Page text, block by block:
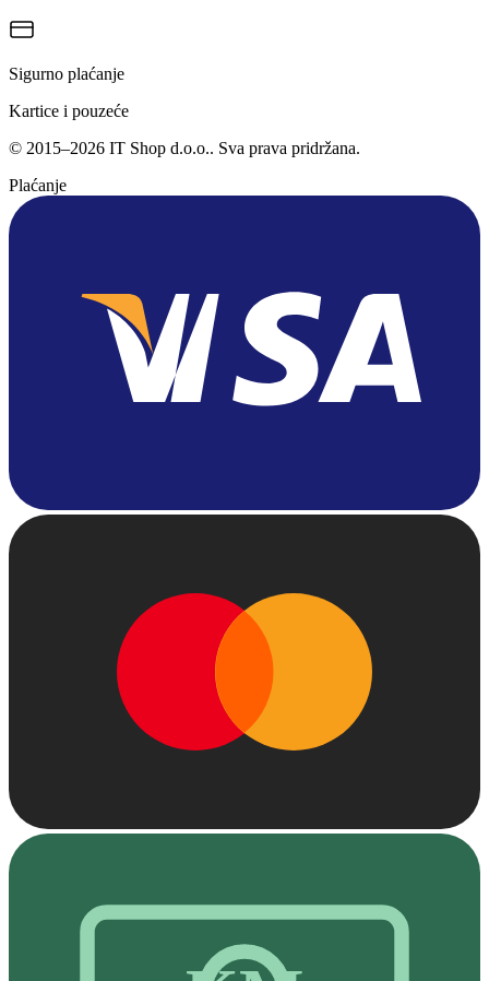
Sigurno plaćanje
Kartice i pouzeće
© 2015–2026 IT Shop d.o.o.. Sva prava pridržana.
Plaćanje